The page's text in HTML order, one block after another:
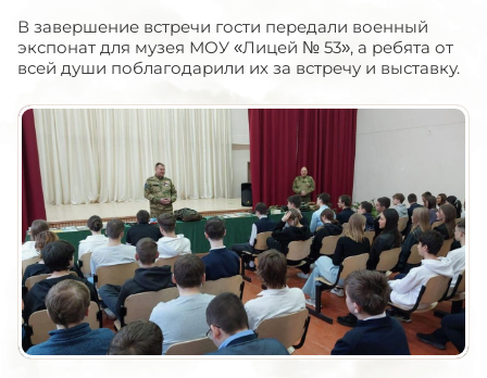
В завершение встречи гости передали военный
экспонат для музея МОУ «Лицей № 53», а ребята от
всей души поблагодарили их за встречу и выставку.